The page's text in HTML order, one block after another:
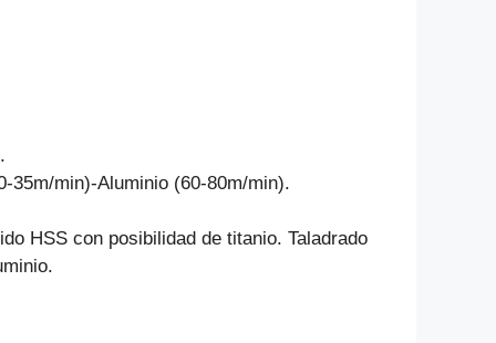
35m/min)-Aluminio (60-80m/min).
HSS con posibilidad de titanio. Taladrado